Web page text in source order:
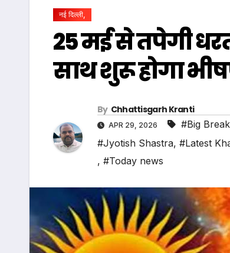
नई दिल्ली,
25 मई से तपेगी
साथ शुरू होगा
By Chhattisgarh Kranti
APR 29, 2026 #Big
#Jyotish Shastra, #Latest
, #Today news